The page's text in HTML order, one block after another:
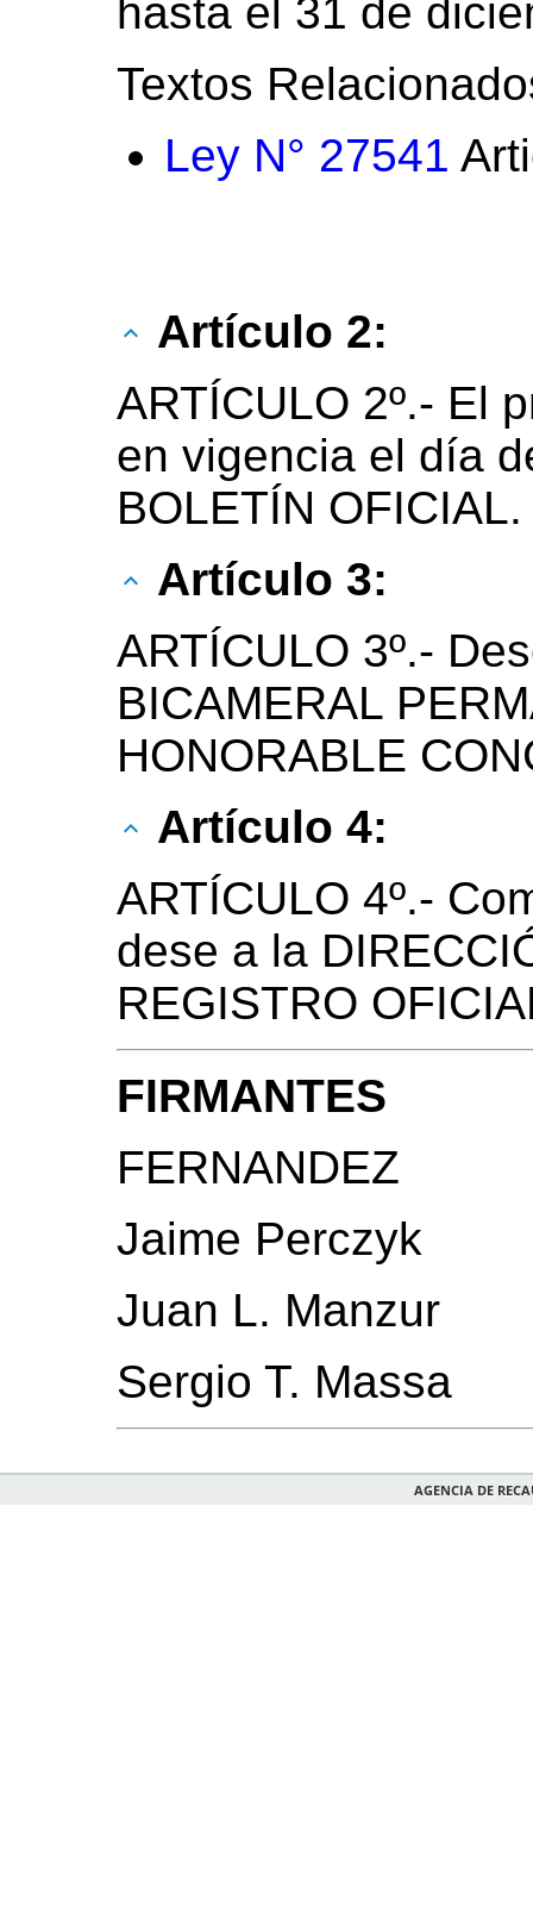
hasta el 31 de
Textos
Ley N° 27541
Artículo 2:
ARTÍCULO 2º.- El
en vigencia el día
BOLETÍN OFICIAL.
Artículo 3:
ARTÍCULO 3º.-
BICAMERAL
HONORABLE
Artículo 4:
ARTÍCULO 4º.-
dese a la
REGISTRO
FIRMANTES
FERNANDEZ
Jaime Perczyk
Juan L. Manzur
Sergio T. Massa
AGENCIA DE